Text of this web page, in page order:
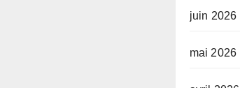
juin 2026
mai 2026